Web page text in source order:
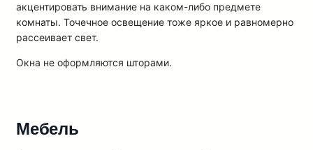
акцентировать внимание на каком-либо предмете
комнаты. Точечное освещение тоже яркое и равномерно
рассеивает свет.
Окна не оформляются шторами.
Мебель